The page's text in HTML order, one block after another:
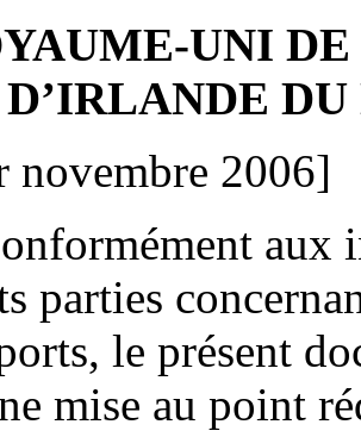
UNI
novembre 2006]
aux
parties
le présent
mise au point